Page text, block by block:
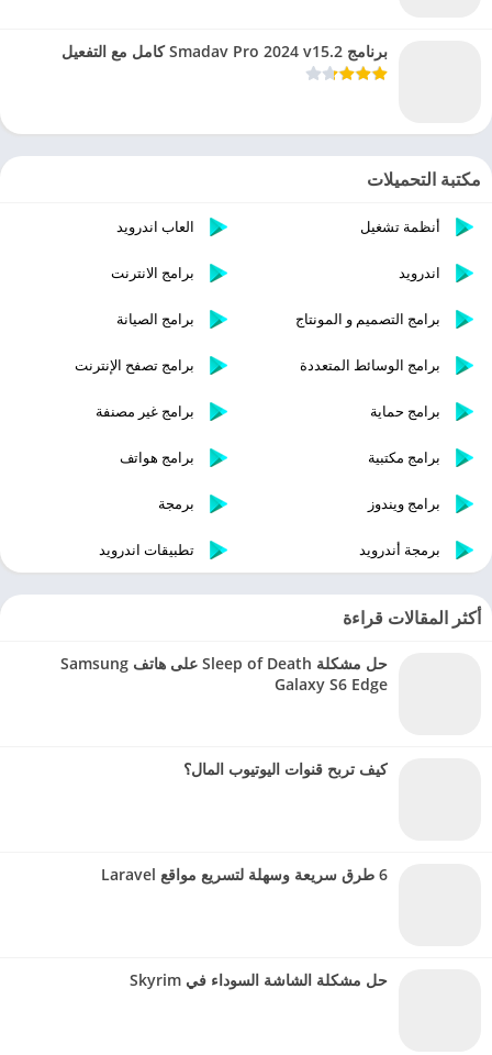
برنامج Smadav Pro 2024 v15.2 كامل مع التفعيل
مكتبة التحميلات
أنظمة تشغيل العاب اندرويد
اندرويد برامج الانترنت
برامج التصميم و المونتاج برامج الصيانة
برامج الوسائط المتعددة برامج تصفح الإنترنت
برامج حماية برامج غير مصنفة
برامج مكتبية برامج هواتف
برامج ويندوز برمجة
برمجة أندرويد تطبيقات اندرويد
أكثر المقالات قراءة
حل مشكلة Sleep of Death على هاتف Samsung
Galaxy S6 Edge
كيف تربح قنوات اليوتيوب المال؟
6 طرق سريعة وسهلة لتسريع مواقع Laravel
حل مشكلة الشاشة السوداء في Skyrim